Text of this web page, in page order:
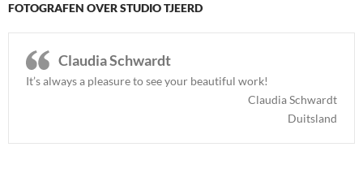
FOTOGRAFEN OVER STUDIO TJEERD
Claudia Schwardt
It’s always a pleasure to see your beautiful work!
Claudia Schwardt
Duitsland